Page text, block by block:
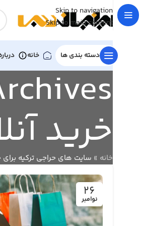
Skip to navigation
Skip to main content
دسته بندی ها خانه
خرید
خانه » سایت های حراجی ترکیه برای
26
نوامبر